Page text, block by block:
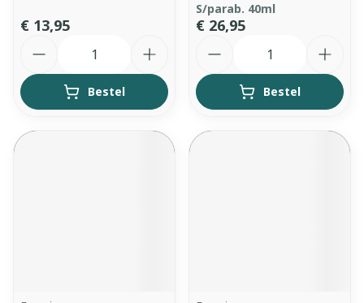
€ 13,95
Bestel
S/parab. 40ml
€ 26,95
Bestel